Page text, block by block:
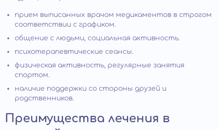
прием выписанных врачом медикаментов в строгом
соответствии с графиком.
общение с людьми, социальная активность.
психотерапевтические сеансы.
физическая активность, регулярные занятия
спортом.
наличие поддержки со стороны друзей и
родственников.
Преимущества лечения в